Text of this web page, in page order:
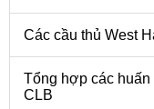
Các cầu thủ West
Tổng hợp các huấn
CLB